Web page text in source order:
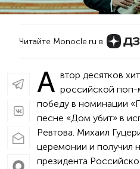
Читайте Monocle.ru в
А втор десятков
российской поп-
победу в номинации
песне «Дом убит» в
Ревтова. Михаил
церемонии и получил
президента